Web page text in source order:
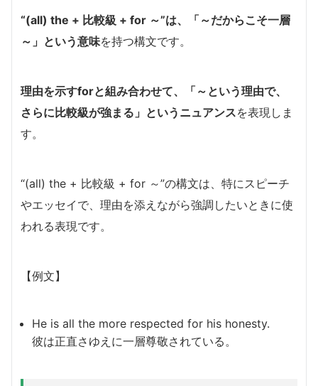
“(all) the + 比較級 + for ～”は、「～だからこそ一層
～」という意味を持つ構文です。
理由を示すforと組み合わせて、「～という理由で、
さらに比較級が強まる」というニュアンスを表現しま
す。
“(all) the + 比較級 + for ～”の構文は、特にスピーチ
やエッセイで、理由を添えながら強調したいときに使
われる表現です。
【例文】
He is all the more respected for his honesty.
彼は正直さゆえに一層尊敬されている。